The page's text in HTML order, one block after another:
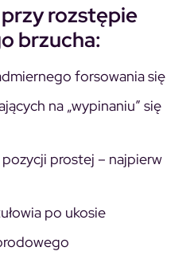
rozstępie
brzucha:
forsowania się
na „wypinaniu” się
pozycji prostej – najpierw
po ukosie